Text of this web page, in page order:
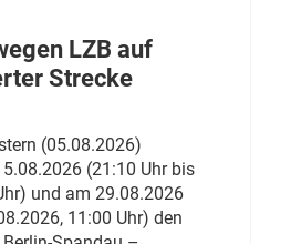
LZB auf
Strecke
(05.08.2026)
(21:10 Uhr bis
und am 29.08.2026
11:00 Uhr) den